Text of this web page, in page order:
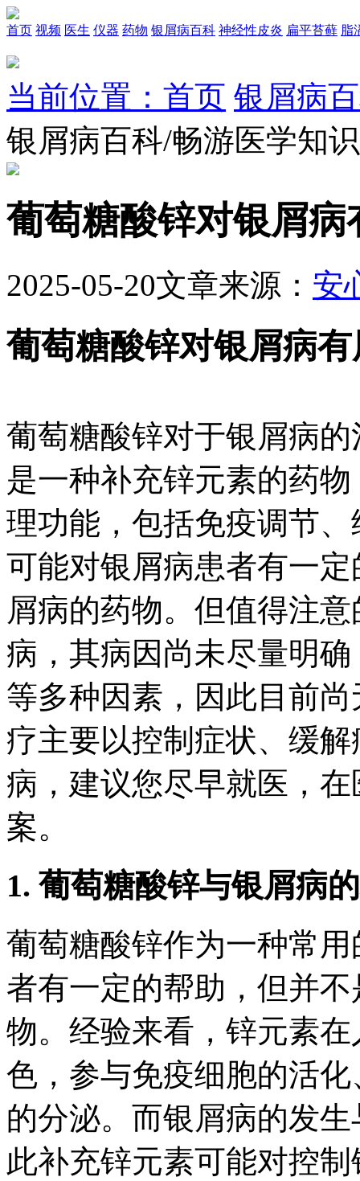
首页 视频 医生 仪器 药物 银屑病百科 神经性皮炎 扁平苔藓 脂
当前位置：首页 银屑病
银屑病百科/畅游医学知
葡萄糖酸锌对银屑病
2025-05-20文章来源： 安
葡萄糖酸锌对银屑病
葡萄糖酸锌对于银屑病
是一种补充锌元素的药
理功能，包括免疫调节
可能对银屑病患者有一
屑病的药物。但值得注
病，其病因尚未尽量明
等多种因素，因此目前
疗主要以控制症状、缓
病，建议您尽早就医，
案。
1. 葡萄糖酸锌与银屑病
葡萄糖酸锌作为一种常
者有一定的帮助，但并
物。经验来看，锌元素
色，参与免疫细胞的活
的分泌。而银屑病的发
此补充锌元素可能对控